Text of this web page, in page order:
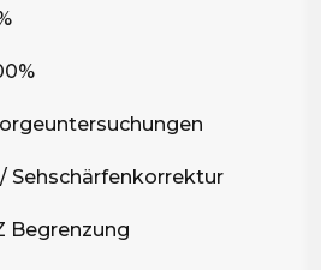
Sehschärfenkorrektur
Begrenzung